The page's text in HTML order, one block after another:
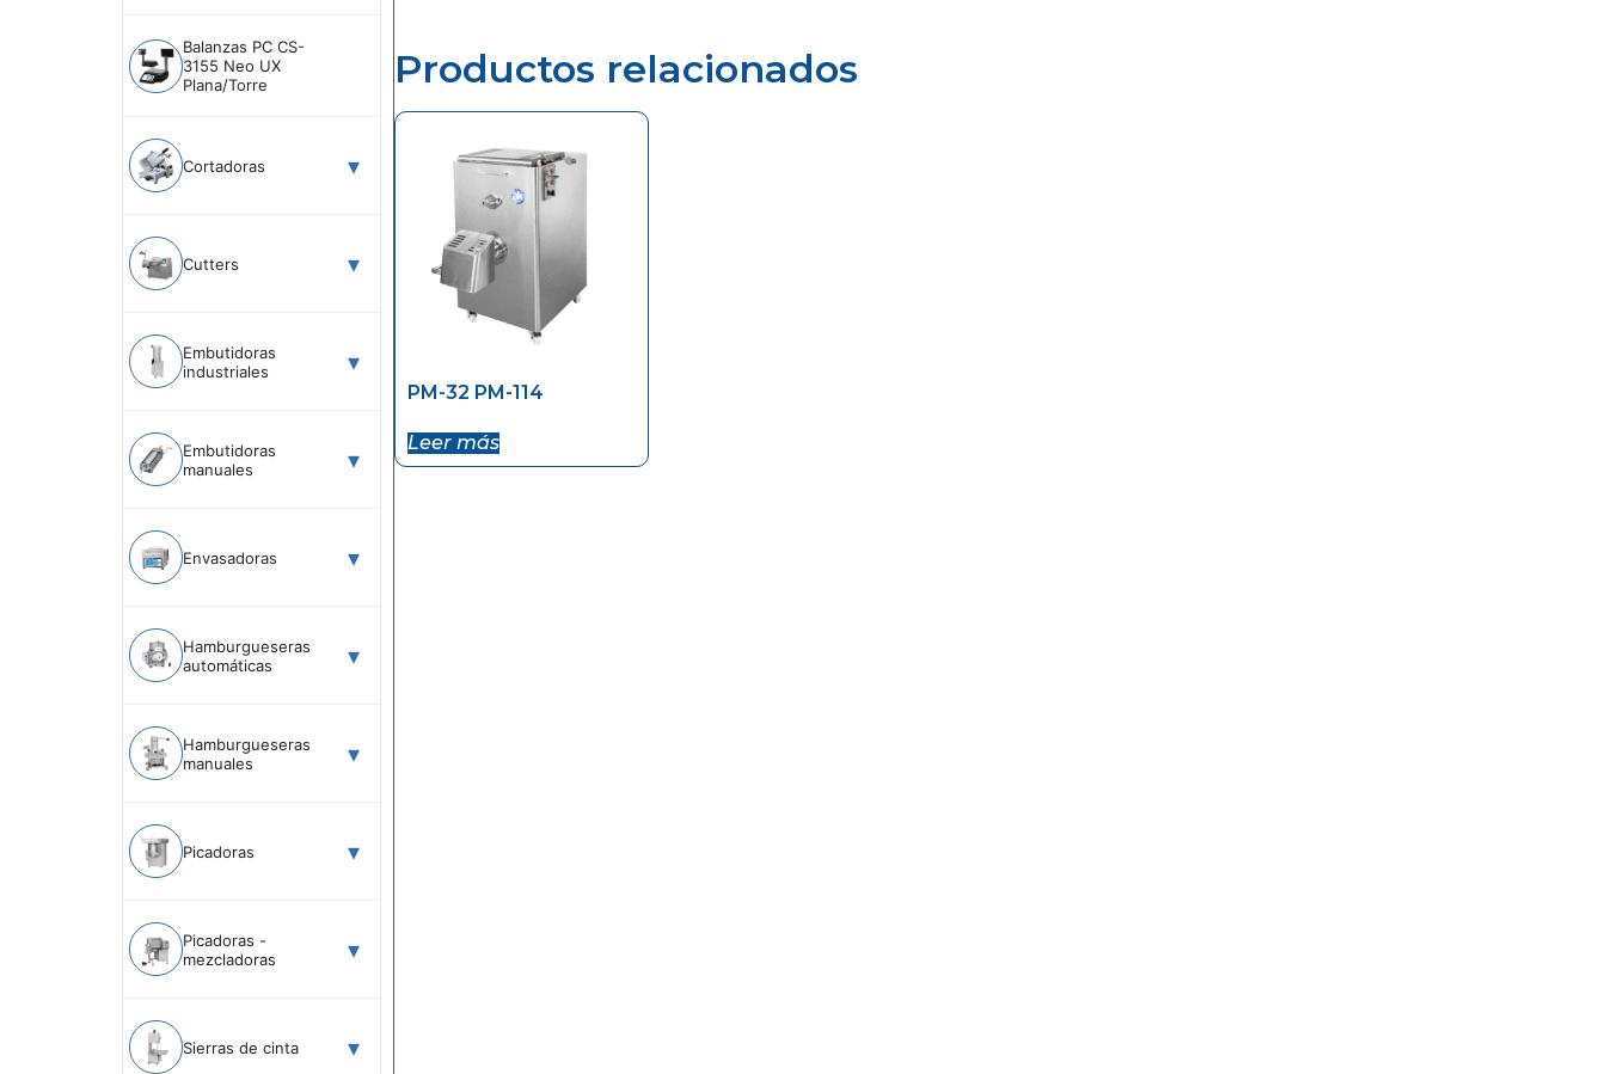
Balanzas PC CS-
3155 Neo UX
Plana/Torre
Cortadoras
Cutters
Embutidoras
industriales
Embutidoras
manuales
Envasadoras
Hamburgueseras
automáticas
Hamburgueseras
manuales
Picadoras
Picadoras -
mezcladoras
Sierras de cinta
Productos relacionados
PM-32 PM-114
Leer más